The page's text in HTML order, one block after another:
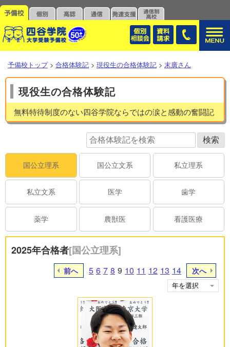
予備校トップ > 合格体験記 > 現役生の合格体験記 > 末廣さん
現役生の合格体験記
無料特待制度のない四谷学院ならではの涙と感動の奮闘記
国公立理系 国公立文系 私立理系
私立文系 医学 歯学
薬学 農獣医 看護医療
2025年合格者[国公立理系]
前へ 5 6 7 8 9 10 11 12 13 14 次へ